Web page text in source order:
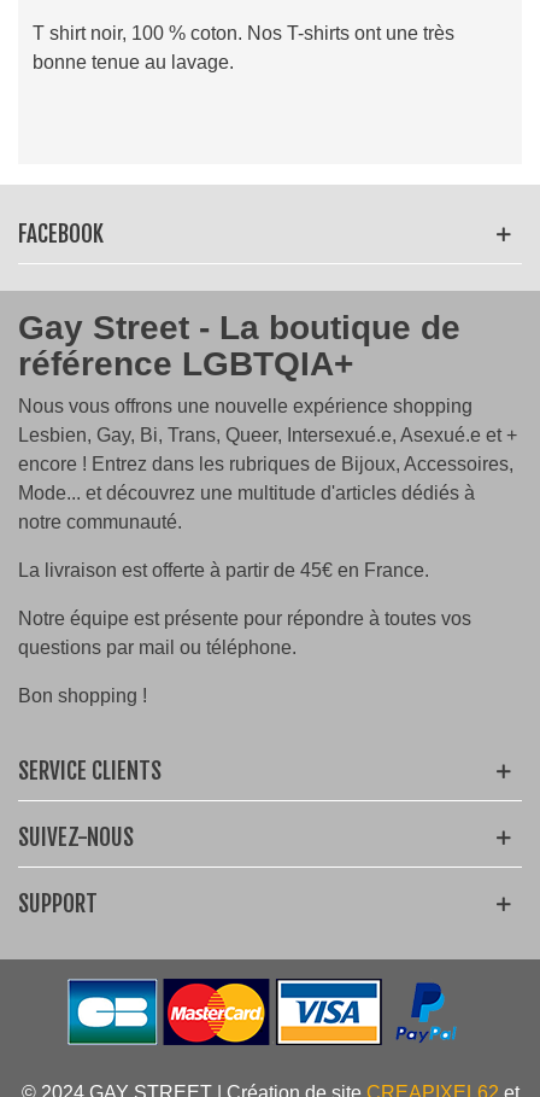
T shirt noir, 100 % coton. Nos T-shirts ont une très
bonne tenue au lavage.
FACEBOOK
Gay Street - La boutique de
référence LGBTQIA+
Nous vous offrons une nouvelle expérience shopping
Lesbien, Gay, Bi, Trans, Queer, Intersexué.e, Asexué.e et +
encore ! Entrez dans les rubriques de Bijoux, Accessoires,
Mode... et découvrez une multitude d'articles dédiés à
notre communauté.
La livraison est offerte à partir de 45€ en France.
Notre équipe est présente pour répondre à toutes vos
questions par mail ou téléphone.
Bon shopping !
SERVICE CLIENTS
SUIVEZ-NOUS
SUPPORT
© 2024 GAY STREET | Création de site CREAPIXEL62 et